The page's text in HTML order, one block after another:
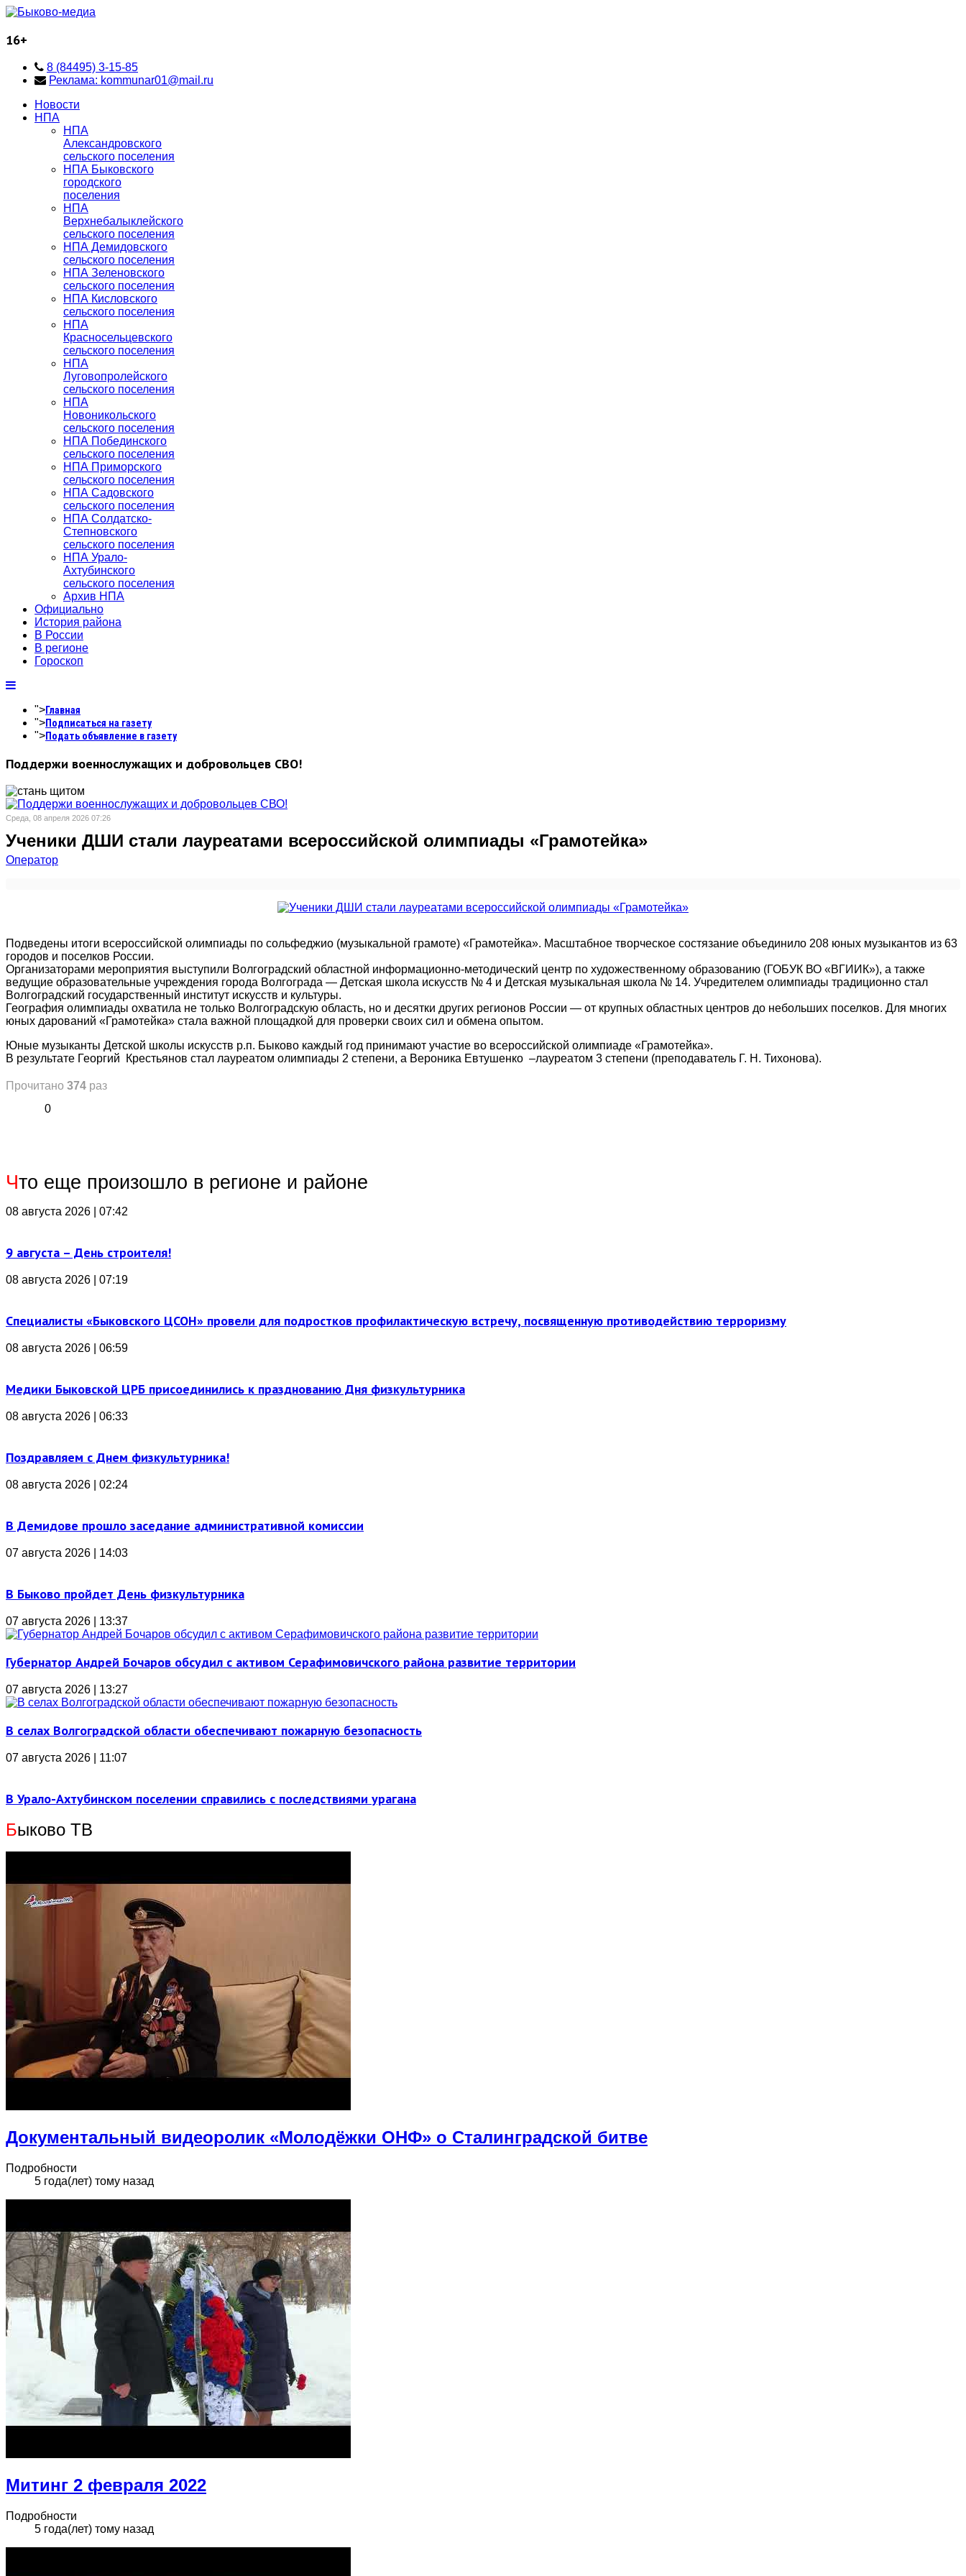
16+
8 (84495) 3-15-85
Реклама: kommunar01@mail.ru
Новости
НПА
НПА
Александровского
сельского поселения
НПА Быковского
городского
поселения
НПА
Верхнебалыклейского
сельского поселения
НПА Демидовского
сельского поселения
НПА Зеленовского
сельского поселения
НПА Кисловского
сельского поселения
НПА
Красносельцевского
сельского поселения
НПА
Луговопролейского
сельского поселения
НПА
Новоникольского
сельского поселения
НПА Побединского
сельского поселения
НПА Приморского
сельского поселения
НПА Садовского
сельского поселения
НПА Солдатско-
Степновского
сельского поселения
НПА Урало-
Ахтубинского
сельского поселения
Архив НПА
Официально
История района
В России
В регионе
Гороскоп
">Главная
">Подписаться на газету
">Подать объявление в газету
Поддержи военнослужащих и добровольцев СВО!
Среда, 08 апреля 2026 07:26
Ученики ДШИ стали лауреатами всероссийской олимпиады «Грамотейка»
Оператор
Подведены итоги всероссийской олимпиады по сольфеджио (музыкальной грамоте) «Грамотейка». Масштабное творческое состязание объединило 208 юных музыкантов из 63
городов и поселков России.
Организаторами мероприятия выступили Волгоградский областной информационно-методический центр по художественному образованию (ГОБУК ВО «ВГИИК»), а также
ведущие образовательные учреждения города Волгограда — Детская школа искусств № 4 и Детская музыкальная школа № 14. Учредителем олимпиады традиционно стал
Волгоградский государственный институт искусств и культуры.
География олимпиады охватила не только Волгоградскую область, но и десятки других регионов России — от крупных областных центров до небольших поселков. Для многих
юных дарований «Грамотейка» стала важной площадкой для проверки своих сил и обмена опытом.
Юные музыканты Детской школы искусств р.п. Быково каждый год принимают участие во всероссийской олимпиаде «Грамотейка».
В результате Георгий Крестьянов стал лауреатом олимпиады 2 степени, а Вероника Евтушенко –лауреатом 3 степени (преподаватель Г. Н. Тихонова).
Прочитано 374 раз
0
Что еще произошло в регионе и районе
08 августа 2026 | 07:42
9 августа – День строителя!
08 августа 2026 | 07:19
Специалисты «Быковского ЦСОН» провели для подростков профилактическую встречу, посвященную противодействию терроризму
08 августа 2026 | 06:59
Медики Быковской ЦРБ присоединились к празднованию Дня физкультурника
08 августа 2026 | 06:33
Поздравляем с Днем физкультурника!
08 августа 2026 | 02:24
В Демидове прошло заседание административной комиссии
07 августа 2026 | 14:03
В Быково пройдет День физкультурника
07 августа 2026 | 13:37
Губернатор Андрей Бочаров обсудил с активом Серафимовичского района развитие территории
07 августа 2026 | 13:27
В селах Волгоградской области обеспечивают пожарную безопасность
07 августа 2026 | 11:07
В Урало-Ахтубинском поселении справились с последствиями урагана
Быково ТВ
Документальный видеоролик «Молодёжки ОНФ» о Сталинградской битве
Подробности
5 года(лет) тому назад
Митинг 2 февраля 2022
Подробности
5 года(лет) тому назад